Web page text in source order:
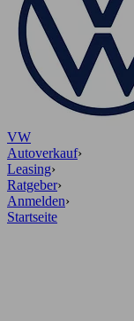
VW
Autoverkauf›
Leasing›
Ratgeber›
Anmelden›
Startseite